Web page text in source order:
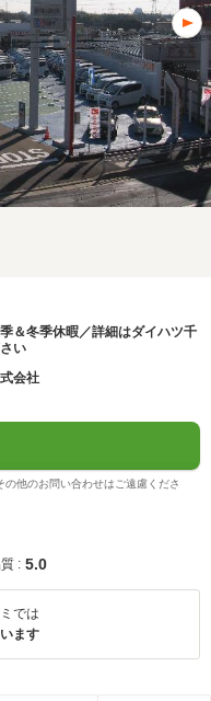
＆冬季休暇／詳細はダイハツ千
い
会社
他のお問い合わせはご遠慮くださ
: 5.0
では
ます